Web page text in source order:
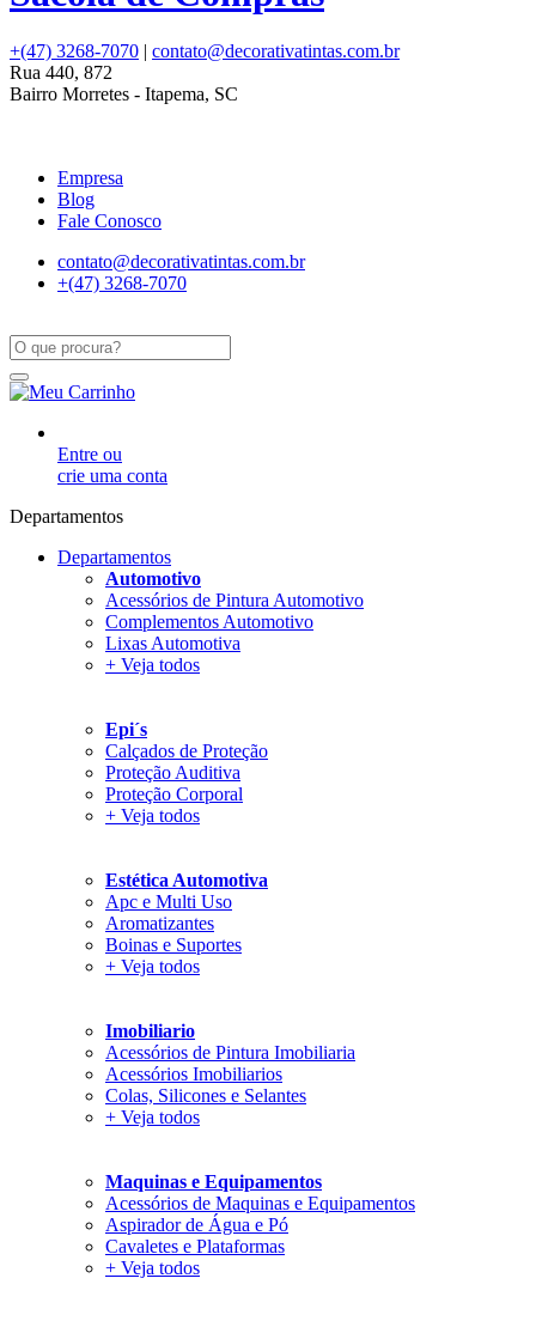
+(47) 3268-7070 | contato@decorativatintas.com.br
Rua 440, 872
Bairro Morretes - Itapema, SC
Empresa
Blog
Fale Conosco
contato@decorativatintas.com.br
+(47) 3268-7070
Entre ou
crie uma conta
Departamentos
Departamentos
Automotivo
Acessórios de Pintura Automotivo
Complementos Automotivo
Lixas Automotiva
+ Veja todos
Epi´s
Calçados de Proteção
Proteção Auditiva
Proteção Corporal
+ Veja todos
Estética Automotiva
Apc e Multi Uso
Aromatizantes
Boinas e Suportes
+ Veja todos
Imobiliario
Acessórios de Pintura Imobiliaria
Acessórios Imobiliarios
Colas, Silicones e Selantes
+ Veja todos
Maquinas e Equipamentos
Acessórios de Maquinas e Equipamentos
Aspirador de Água e Pó
Cavaletes e Plataformas
+ Veja todos